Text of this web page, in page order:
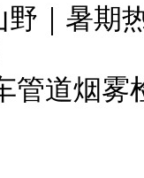
｜暑期
管道烟